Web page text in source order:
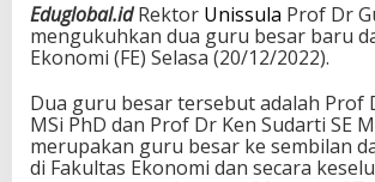
Eduglobal.idRektor Unissula Prof Dr
mengukuhkan dua guru besar baru
Ekonomi (FE) Selasa (20/12/2022).
Dua guru besar tersebut adalah Prof
MSi PhD dan Prof Dr Ken Sudarti SE
merupakan guru besar ke sembilan
di Fakultas Ekonomi dan secara